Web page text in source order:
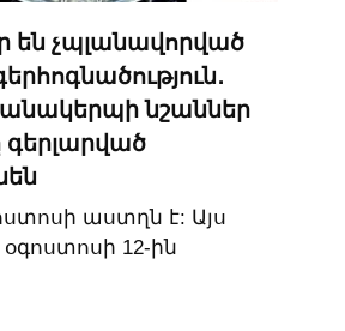
են չպլանավորված
նշաններ
գերլարված
աստղն է: Այս
12-ին